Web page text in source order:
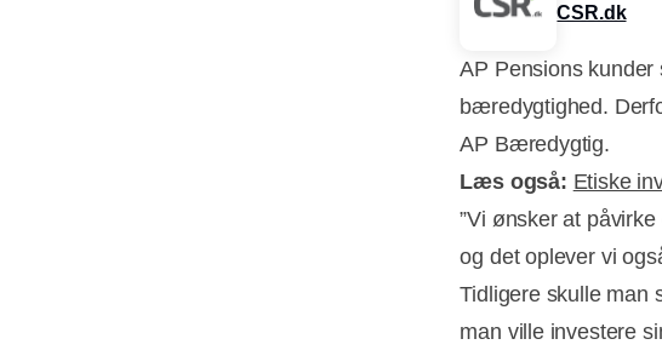
CSR.dk
AP Pensions
bæredygtighed.
AP Bæredygtig.
Læs også: Etiske
”Vi ønsker at
og det oplever vi
Tidligere skulle man
man ville investere